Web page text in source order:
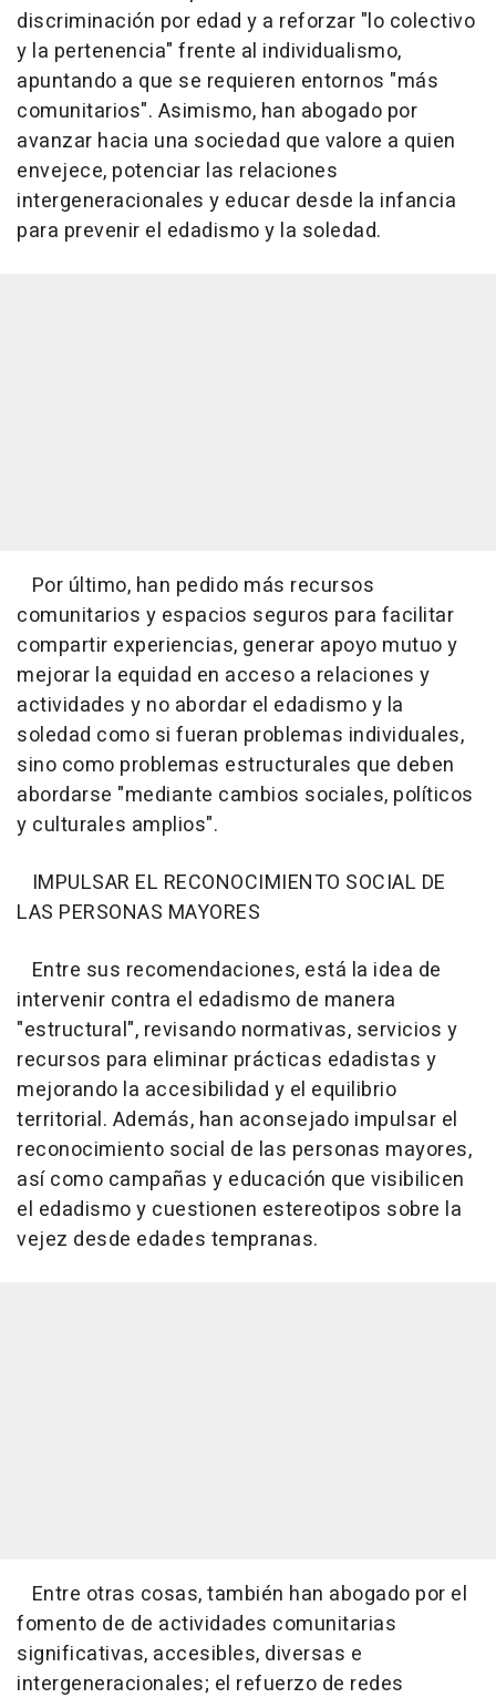
discriminación por edad y a reforzar "lo colectivo
y la pertenencia" frente al individualismo,
apuntando a que se requieren entornos "más
comunitarios". Asimismo, han abogado por
avanzar hacia una sociedad que valore a quien
envejece, potenciar las relaciones
intergeneracionales y educar desde la infancia
para prevenir el edadismo y la soledad.
Por último, han pedido más recursos
comunitarios y espacios seguros para facilitar
compartir experiencias, generar apoyo mutuo y
mejorar la equidad en acceso a relaciones y
actividades y no abordar el edadismo y la
soledad como si fueran problemas individuales,
sino como problemas estructurales que deben
abordarse "mediante cambios sociales, políticos
y culturales amplios".
IMPULSAR EL RECONOCIMIENTO SOCIAL DE
LAS PERSONAS MAYORES
Entre sus recomendaciones, está la idea de
intervenir contra el edadismo de manera
"estructural", revisando normativas, servicios y
recursos para eliminar prácticas edadistas y
mejorando la accesibilidad y el equilibrio
territorial. Además, han aconsejado impulsar el
reconocimiento social de las personas mayores,
así como campañas y educación que visibilicen
el edadismo y cuestionen estereotipos sobre la
vejez desde edades tempranas.
Entre otras cosas, también han abogado por el
fomento de de actividades comunitarias
significativas, accesibles, diversas e
intergeneracionales; el refuerzo de redes